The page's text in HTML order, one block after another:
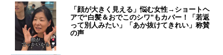
「顔が大きく見える」悩む女性→ショートヘ
アで“白髪＆おでこのシワ”もカバー！「若返
って別人みたい」「あか抜けてきれい」称賛
の声